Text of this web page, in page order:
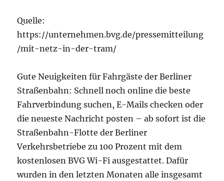
Quelle:
https://unternehmen.bvg.de/pressemitteilung
/mit-netz-in-der-tram/
Gute Neuigkeiten für Fahrgäste der Berliner
Straßenbahn: Schnell noch online die beste
Fahrverbindung suchen, E-Mails checken oder
die neueste Nachricht posten – ab sofort ist die
Straßenbahn-Flotte der Berliner
Verkehrsbetriebe zu 100 Prozent mit dem
kostenlosen BVG Wi-Fi ausgestattet. Dafür
wurden in den letzten Monaten alle insgesamt